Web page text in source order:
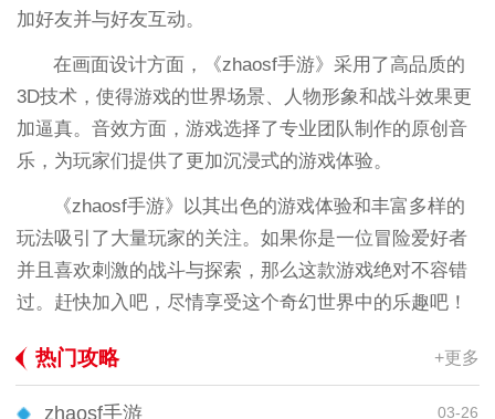
加好友并与好友互动。
在画面设计方面，《zhaosf手游》采用了高品质的
3D技术，使得游戏的世界场景、人物形象和战斗效果更
加逼真。音效方面，游戏选择了专业团队制作的原创音
乐，为玩家们提供了更加沉浸式的游戏体验。
《zhaosf手游》以其出色的游戏体验和丰富多样的
玩法吸引了大量玩家的关注。如果你是一位冒险爱好者
并且喜欢刺激的战斗与探索，那么这款游戏绝对不容错
过。赶快加入吧，尽情享受这个奇幻世界中的乐趣吧！
热门攻略 +更多
zhaosf手游 03-26